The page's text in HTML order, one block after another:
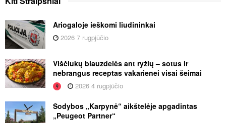
Ariogaloje ieškomi liudininkai
2026 7 rugpjūčio
Viščiukų blauzdelės ant ryžių – sotus ir
nebrangus receptas vakarienei visai šeimai
2026 4 rugpjūčio
Sodybos „Karpynė“ aikštelėje apgadintas
„Peugeot Partner“